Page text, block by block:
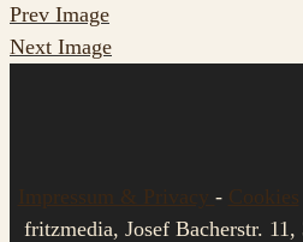
Prev Image
Next Image
Impressum & Privacy - Cookies
fritzmedia, Josef Bacherstr.